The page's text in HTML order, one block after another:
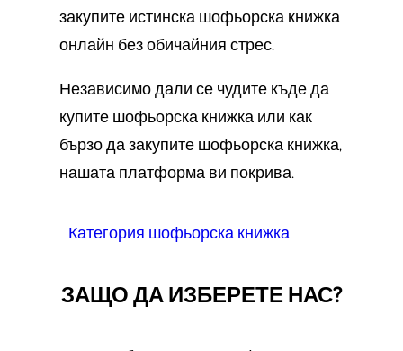
закупите истинска шофьорска книжка
онлайн без обичайния стрес.
Независимо дали се чудите къде да
купите шофьорска книжка или как
бързо да закупите шофьорска книжка,
нашата платформа ви покрива.
Категория шофьорска книжка
ЗАЩО ДА ИЗБЕРЕТЕ НАС?